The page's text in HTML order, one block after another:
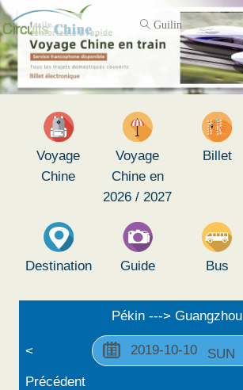
Voyage
Chine
Voyage
Chine en
2026 / 2027
Billet
Destination Guide Bus
Pékin ---> Guangzhou
<
Précédent
SUN